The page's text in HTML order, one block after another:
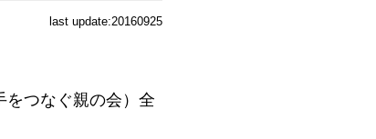
last update:20160925
つなぐ親の会）全